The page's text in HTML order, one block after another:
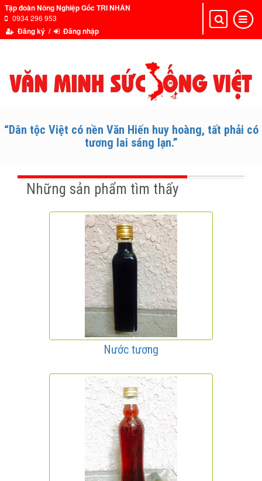
Tập đoàn Nông Nghiệp Gốc TRI NHÂN
0934 296 953
Đăng ký / Đăng nhập
Toggle
Toggle
navigation
“Dân tộc Việt có nền Văn Hiến huy hoàng, tất phải có
tương lai sáng lạn.”
Những sản phẩm tìm thấy
Nước tương